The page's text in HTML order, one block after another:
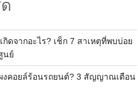
ดจากอะไร? เช็ก 7 สาเหตุที่พบบ่อย
นย์
งคอยล์ร้อนรถยนต์? 3 สัญญาณเตือน